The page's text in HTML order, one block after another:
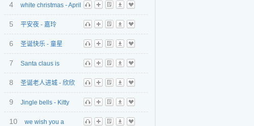
4
white christmas - April
听
播 歌 下 收
5
平安夜 - 嘉玲
听
播 歌 下 收
6
圣诞快乐 - 童星
听
播 歌 下 收
7 Santa claus is
coming to town - Gigi
听 播 歌 下 收
8
圣诞老人进城 - 欣欣
听
播 歌 下 收
9
Jingle bells - Kitty
听
播 歌 下 收
10 we wish you a